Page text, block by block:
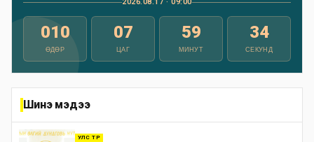
010
ӨДӨР
07
ЦАГ
59
МИНУТ
32
СЕКУНД
Шинэ мэдээ
УЛС ТӨР